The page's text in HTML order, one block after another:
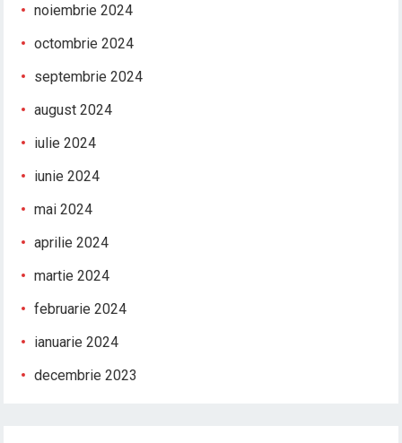
noiembrie 2024
octombrie 2024
septembrie 2024
august 2024
iulie 2024
iunie 2024
mai 2024
aprilie 2024
martie 2024
februarie 2024
ianuarie 2024
decembrie 2023